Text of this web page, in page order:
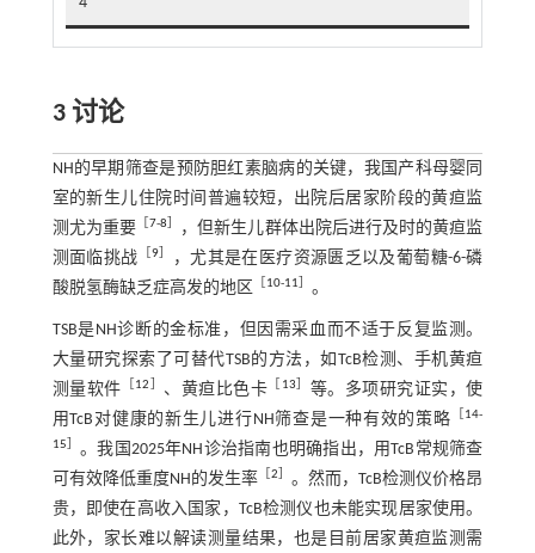
3 讨论
NH的早期筛查是预防胆红素脑病的关键，我国产科母婴同
室的新生儿住院时间普遍较短，出院后居家阶段的黄疸监
测尤为重要 ［7-8
，但新生儿群体出院后进行及时的黄疸监
测面临挑战
9］
，尤其是在医疗资源匮乏以及葡萄糖-6-磷
酸脱氢酶缺乏症高发的地区
10-11 。
TSB是NH诊断的金标准，但因需采血而不适于反复监测。
大量研究探索了可替代TSB的方法，如TcB检测、手机黄疸
测量软件
12 、黄疸比色卡 13
等。多项研究证实，使
用TcB对健康的新生儿进行NH筛查是一种有效的策略
14-
15
。我国2025年NH诊治指南也明确指出，用TcB常规筛查
可有效降低重度NH的发生率［2
。然而，TcB检测仪价格昂
贵，即使在高收入国家，TcB检测仪也未能实现居家使用。
此外，家长难以解读测量结果，也是目前居家黄疸监测需